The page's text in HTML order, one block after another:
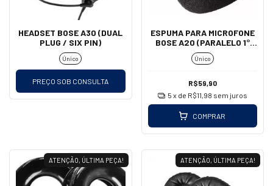
HEADSET BOSE A30 (DUAL
PLUG / SIX PIN)
Único
PREÇO SOB CONSULTA
ESPUMA PARA MICROFONE
BOSE A20 (PARALELO 1°
LINHA)
Único
R$59,90
5 x de R$11,98 sem juros
COMPRAR
ATENÇÃO, ÚLTIMA PEÇA! ATENÇÃO, ÚLTIMA PEÇA!